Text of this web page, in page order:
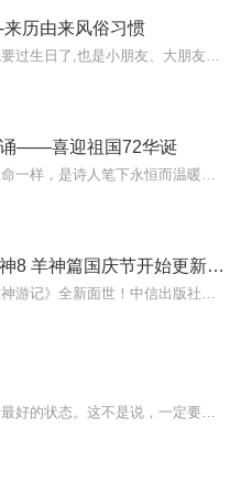
历由来风俗习惯
——喜迎祖国72华诞
小猪屏蓬十二生肖神8 羊神篇国庆节开始更新啦！